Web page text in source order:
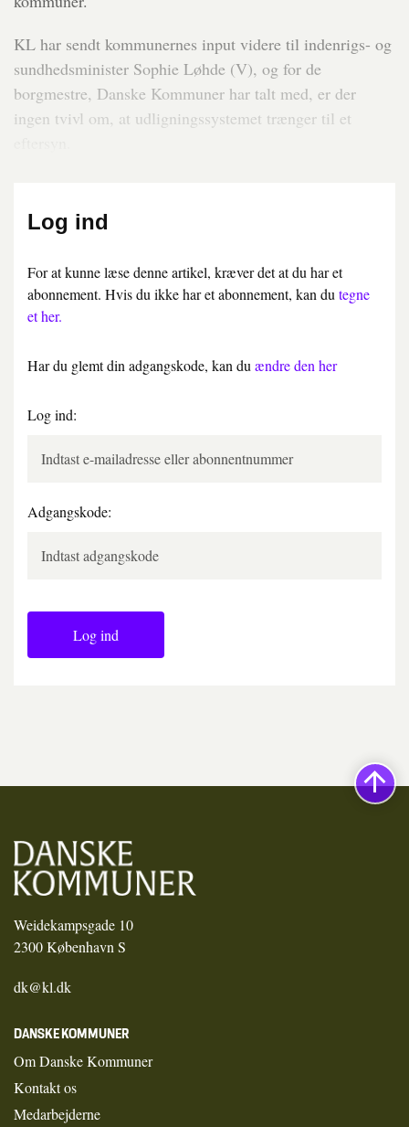
KL har sendt kommunernes input videre til indenrigs- og
sundhedsminister Sophie Løhde (V), og for de
borgmestre, Danske Kommuner har talt med, er der
ingen tvivl om, at udligningssystemet trænger til et
Log ind
For at kunne læse denne artikel, kræver det at du har et
abonnement. Hvis du ikke har et abonnement, kan du tegne
et her.
Har du glemt din adgangskode, kan du ændre den her
Log ind:
Adgangskode:
Log ind
Weidekampsgade 10
2300 København S
dk@kl.dk
DANSKE KOMMUNER
Om Danske Kommuner
Kontakt os
Medarbejderne